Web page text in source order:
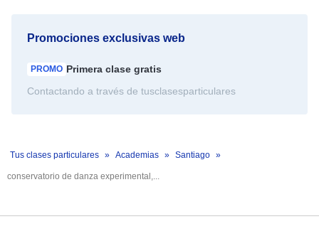
Promociones exclusivas web
PROMO Primera clase gratis
Contactando a través de tusclasesparticulares
Tus clases particulares Academias Santiago
conservatorio de danza experimental,...